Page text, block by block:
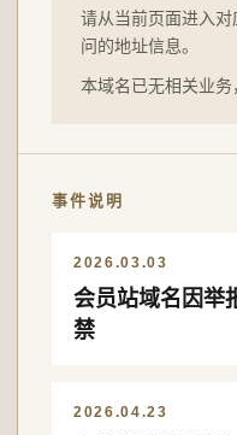
请从当前页面进入
问的地址信息。
本域名已无相关业
事件说明
2026.03.03
会员站域名因举
禁
2026.04.23